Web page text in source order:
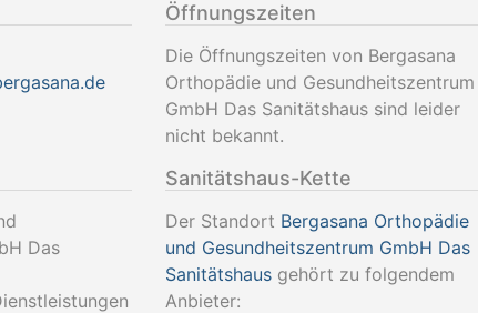
Öffnungszeiten
Die Öffnungszeiten von Bergasana
Orthopädie und Gesundheitszentrum
GmbH Das Sanitätshaus sind leider
nicht bekannt.
Das
Sanitätshaus-Kette
Der Standort Bergasana Orthopädie
und Gesundheitszentrum GmbH Das
Sanitätshausgehört zu folgendem
Anbieter: